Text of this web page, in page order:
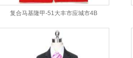
复合马基隆甲-51大丰市应城市4B